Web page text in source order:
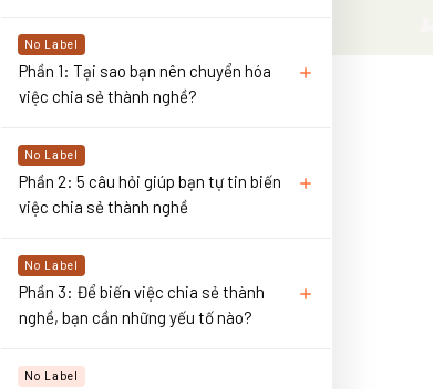
No Label
Phần 1: Tại sao bạn nên chuyển hóa
việc chia sẻ thành nghề?
No Label
Phần 2: 5 câu hỏi giúp bạn tự tin biến
việc chia sẻ thành nghề
No Label
Phần 3: Để biến việc chia sẻ thành
nghề, bạn cần những yếu tố nào?
No Label